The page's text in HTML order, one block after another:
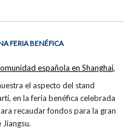
FERIA BENÉFICA
el aspecto del stand
en la feria benéfica celebrada
recaudar fondos para la gran
española en Shanghai,